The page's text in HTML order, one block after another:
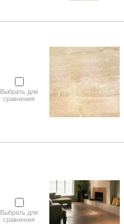
Выбрать для
сравнения
Выбрать для
сравнения